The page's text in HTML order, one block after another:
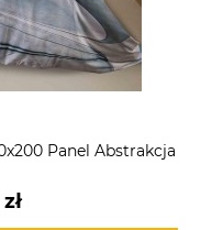
Panel Abstrakcja